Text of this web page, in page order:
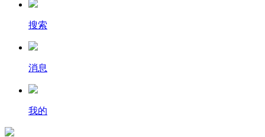
搜索
消息
我的